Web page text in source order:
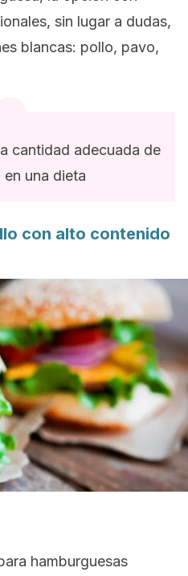
sin lugar a dudas,
blancas: pollo, pavo,
cantidad adecuada de
en una dieta
con alto contenido
hamburguesas